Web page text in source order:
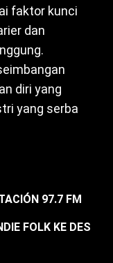
faktor kunci
dan
diri yang
yang serba
97.7 FM
FOLK KE DES